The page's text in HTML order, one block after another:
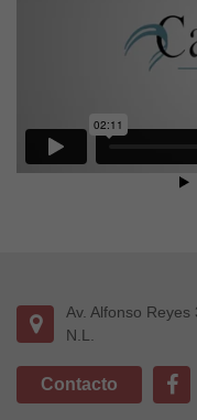
Av. Alfonso
N.L.
Contacto